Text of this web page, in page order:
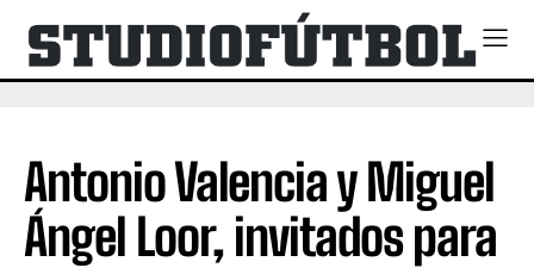
Antonio Valencia y Miguel
Ángel Loor, invitados para